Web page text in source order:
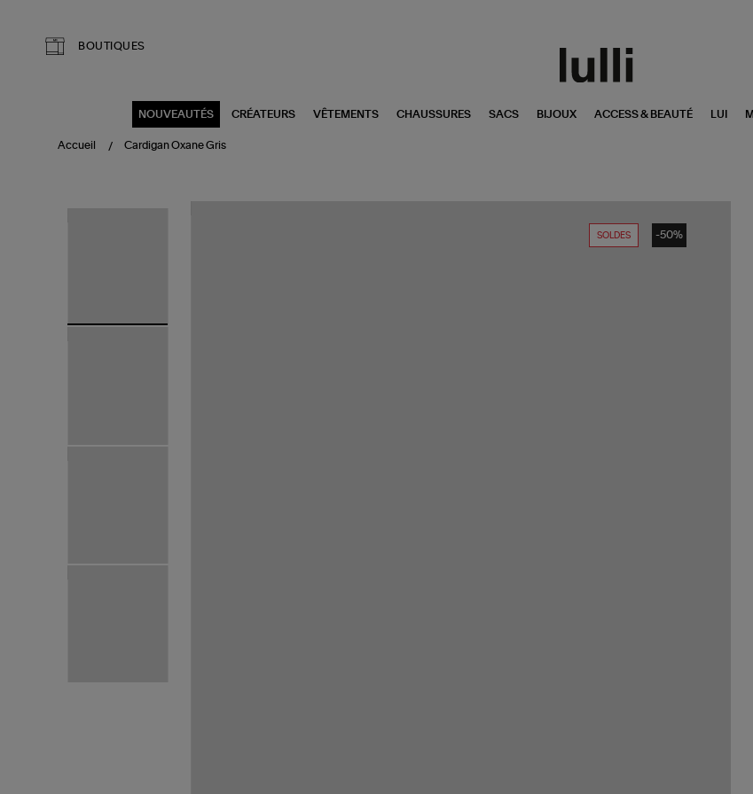
BOUTIQUES
NOUVEAUTÉS CRÉATEURS VÊTEMENTS CHAUSSURES SACS BIJOUX ACCESS & BEAUTÉ LUI
Accueil Cardigan Oxane Gris
SOLDES -50%